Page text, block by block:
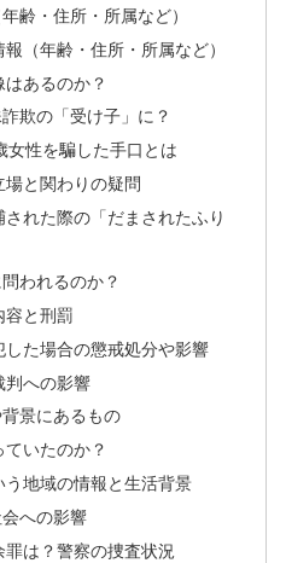
齢・住所・所属など）
（年齢・住所・所属など）
あるのか？
欺の「受け子」に？
女性を騙した手口とは
と関わりの疑問
れた際の「だまされたふり
われるのか？
容と刑罰
た場合の懲戒処分や影響
判への影響
景にあるもの
いたのか？
地域の情報と生活背景
への影響
は？警察の捜査状況